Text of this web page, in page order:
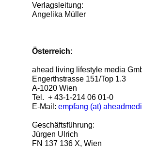
Verlagsleitung:
Angelika Müller
Österreich:
ahead living lifestyle media
Engerthstrasse 151/Top 1.3
A-1020 Wien
Tel. + 43-1-214 06 01-0
E-Mail: empfang (at)
Geschäftsführung:
Jürgen Ulrich
FN 137 136 X, Wien